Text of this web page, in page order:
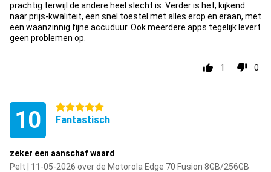
prachtig terwijl de andere heel slecht is. Verder is het, kijkend
naar prijs-kwaliteit, een snel toestel met alles erop en eraan, met
een waanzinnig fijne accuduur. Ook meerdere apps tegelijk levert
geen problemen op.
1 0
10 5 sterren
Fantastisch
zeker een aanschaf waard
Pelt | 11-05-2026 over de Motorola Edge 70 Fusion 8GB/256GB